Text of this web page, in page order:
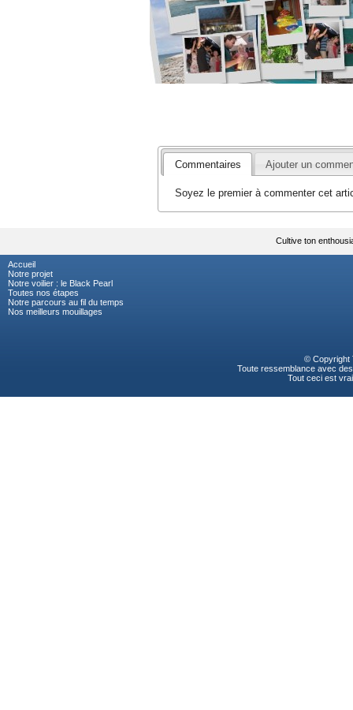
Commentaires Ajouter un
Soyez le premier à commenter cet
Cultive ton
Accueil
Notre projet
Notre voilier : le Black Pearl
Toutes nos étapes
Notre parcours au fil du temps
Nos meilleurs mouillages
© Copyright
Toute ressemblance avec
Tout ceci est